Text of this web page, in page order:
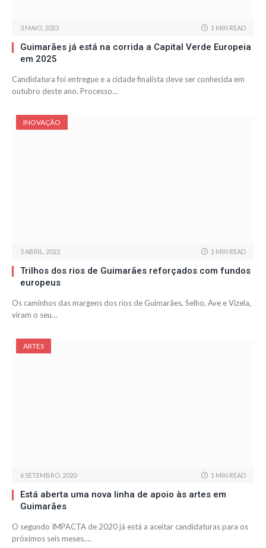
3 MAIO, 2023 1 MIN READ
Guimarães já está na corrida a Capital Verde Europeia
em 2025
Candidatura foi entregue e a cidade finalista deve ser conhecida em
outubro deste ano. Processo…
INOVAÇÃO
5 ABRIL, 2022 1 MIN READ
Trilhos dos rios de Guimarães reforçados com fundos
europeus
Os caminhos das margens dos rios de Guimarães, Selho, Ave e Vizela,
viram o seu…
ARTES
6 SETEMBRO, 2020 1 MIN READ
Está aberta uma nova linha de apoio às artes em
Guimarães
O segundo IMPACTA de 2020 já está a aceitar candidaturas para os
próximos seis meses.…